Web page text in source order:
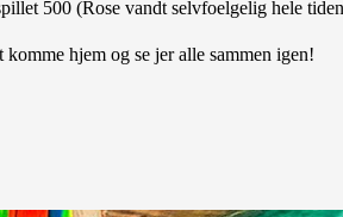
500 (Rose vandt selvfoelgelig hele
hjem og se jer alle sammen igen!